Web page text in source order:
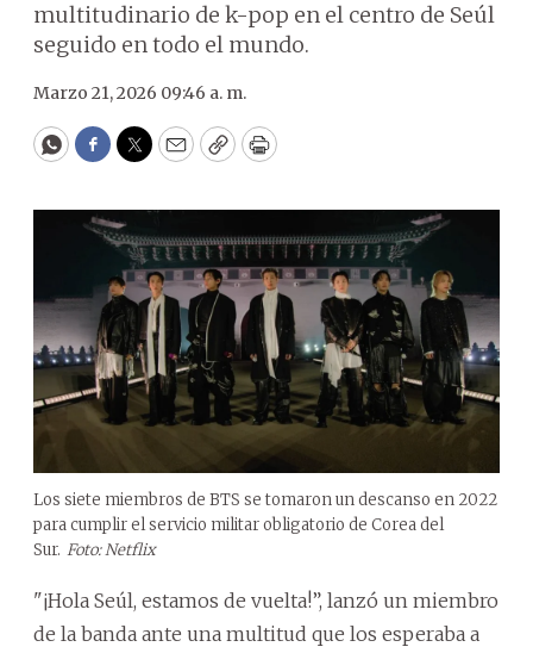
multitudinario de k-pop en el centro de Seúl
seguido en todo el mundo.
Marzo 21, 2026 09:46 a. m.
WhatsApp
Facebook
Twitter
EmailCopyPrint
Los siete miembros de BTS se tomaron un descanso en 2022
para cumplir el servicio militar obligatorio de Corea del
Sur. Foto: Netflix
"¡Hola Seúl, estamos de vuelta!”, lanzó un miembro
de la banda ante una multitud que los esperaba a